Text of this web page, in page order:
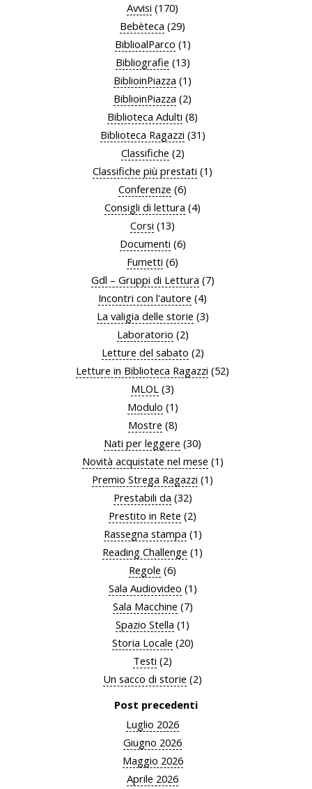
Avvisi (170)
Bebèteca (29)
BiblioalParco (1)
Bibliografie (13)
BiblioinPiazza (1)
BiblioinPiazza (2)
Biblioteca Adulti (8)
Biblioteca Ragazzi (31)
Classifiche (2)
Classifiche più prestati (1)
Conferenze (6)
Consigli di lettura (4)
Corsi (13)
Documenti (6)
Fumetti (6)
Gdl – Gruppi di Lettura (7)
Incontri con l'autore (4)
La valigia delle storie (3)
Laboratorio (2)
Letture del sabato (2)
Letture in Biblioteca Ragazzi (52)
MLOL (3)
Modulo (1)
Mostre (8)
Nati per leggere (30)
Novità acquistate nel mese (1)
Premio Strega Ragazzi (1)
Prestabili da (32)
Prestito in Rete (2)
Rassegna stampa (1)
Reading Challenge (1)
Regole (6)
Sala Audiovideo (1)
Sala Macchine (7)
Spazio Stella (1)
Storia Locale (20)
Testi (2)
Un sacco di storie (2)
Post precedenti
Luglio 2026
Giugno 2026
Maggio 2026
Aprile 2026